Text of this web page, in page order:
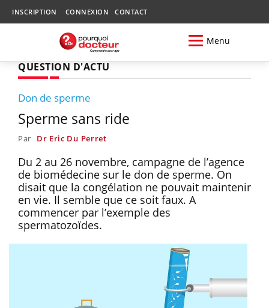
INSCRIPTION CONNEXION CONTACT
Menu
QUESTION D'ACTU
Don de sperme
Sperme sans ride
Par Dr Eric Du Perret
Du 2 au 26 novembre, campagne de l’agence
de biomédecine sur le don de sperme. On
disait que la congélation ne pouvait maintenir
en vie. Il semble que ce soit faux. A
commencer par l’exemple des
spermatozoïdes.